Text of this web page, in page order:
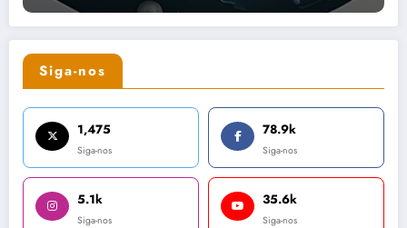
Siga-nos
1,475
Siga-nos
78.9k
Siga-nos
5.1k
Siga-nos
35.6k
Siga-nos